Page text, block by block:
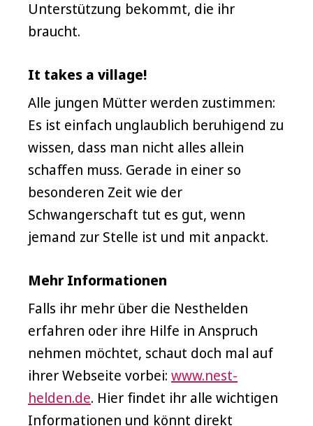
Unterstützung bekommt, die ihr
braucht.
It takes a village!
Alle jungen Mütter werden zustimmen:
Es ist einfach unglaublich beruhigend zu
wissen, dass man nicht alles allein
schaffen muss. Gerade in einer so
besonderen Zeit wie der
Schwangerschaft tut es gut, wenn
jemand zur Stelle ist und mit anpackt.
Mehr Informationen
Falls ihr mehr über die Nesthelden
erfahren oder ihre Hilfe in Anspruch
nehmen möchtet, schaut doch mal auf
ihrer Webseite vorbei: www.nest-
helden.de. Hier findet ihr alle wichtigen
Informationen und könnt direkt